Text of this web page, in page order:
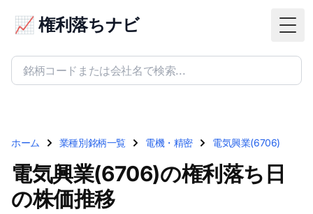
📈 権利落ちナビ
ホーム 業種別銘柄一覧 電機・精密 電気興業(6706)
電気興業(6706)の権利落ち日
の株価推移